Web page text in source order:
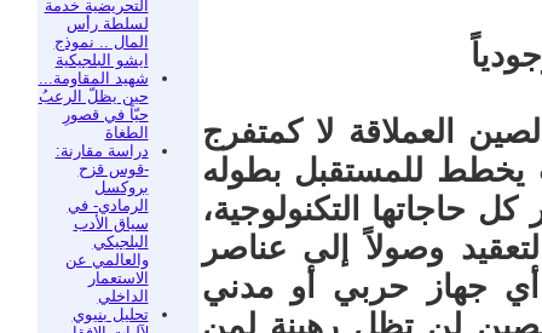
التحريضية خدمة
لسلطة رأس
المال .. نموذج
ايشو البلجيكية
شهيد المقاومة...
حين يظلّ الرعبُ
حيّاً في قصورِ
الطغاة
دراسة مقارنة:
-قوس قزح
بروكسل
الرمادي- في
سياق الأدب
البلجيكي
والعالمي عن
الاستعمار
الداخلي
تحليل بنيوي
العملاقة لا كمتفرج
للمستقبل بطوله
حاجاتها التكنولوجية،
وصولاً إلى عناصر
أي جهاز حربي أو مدني